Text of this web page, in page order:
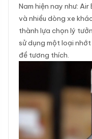
Nam hiện nay như:
và nhiều dòng xe
thành lựa chọn lý
sử dụng một loại
đề tương thích.